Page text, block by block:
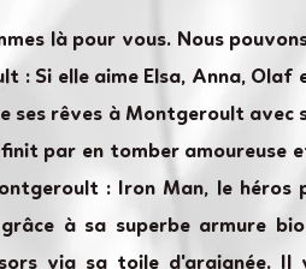
là pour vous. Nous
: Si elle aime Elsa, Anna, Olaf
ses rêves à Montgeroult avec
par en tomber amoureuse
: Iron Man, le héros
à sa superbe armure
via sa toile d'araignée. Il